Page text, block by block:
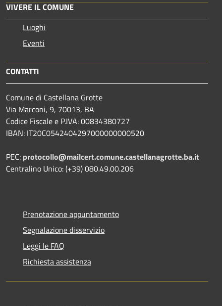
VIVERE IL COMUNE
Luoghi
Eventi
CONTATTI
Comune di Castellana Grotte
Via Marconi, 9, 70013, BA
Codice Fiscale e P.IVA: 00834380727
IBAN: IT20C0542404297000000000520
PEC: protocollo@mailcert.comune.castellanagrotte.ba.it
Centralino Unico: (+39) 080.49.00.206
Prenotazione appuntamento
Segnalazione disservizio
Leggi le FAQ
Richiesta assistenza